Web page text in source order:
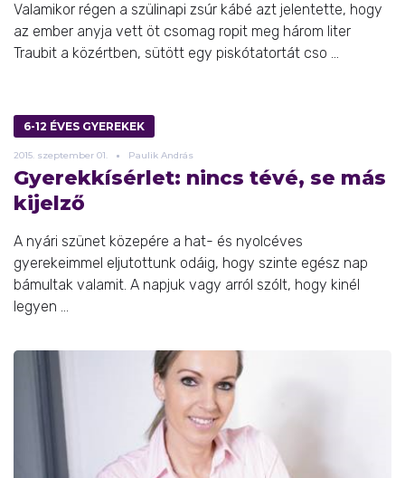
Valamikor régen a szülinapi zsúr kábé azt jelentette, hogy
az ember anyja vett öt csomag ropit meg három liter
Traubit a közértben, sütött egy piskótatortát cso ...
6-12 ÉVES GYEREKEK
2015. szeptember 01. Paulik András
Gyerekkísérlet: nincs tévé, se más
kijelző
A nyári szünet közepére a hat- és nyolcéves
gyerekeimmel eljutottunk odáig, hogy szinte egész nap
bámultak valamit. A napjuk vagy arról szólt, hogy kinél
legyen ...